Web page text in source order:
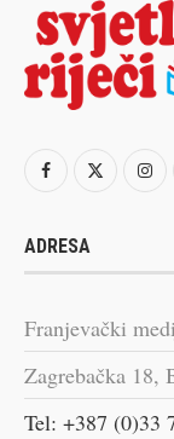
ADRESA
Franjevački
Zagrebačka 18,
Tel: +387 (0)33